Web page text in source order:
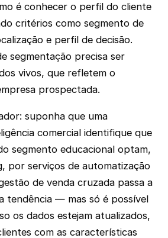
é conhecer o perfil do cliente
critérios como segmento de
e perfil de decisão.
segmentação precisa ser
vivos, que refletem o
prospectada.
suponha que uma
comercial identifique que
segmento educacional optam,
por serviços de automatização
de venda cruzada passa a
tendência — mas só é possível
os dados estejam atualizados,
com as características